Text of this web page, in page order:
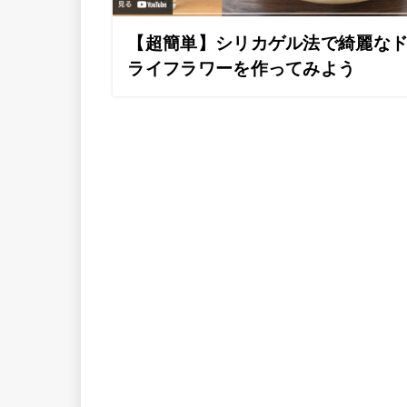
【超簡単】シリカゲル法で綺麗な
ライフラワーを作ってみよう